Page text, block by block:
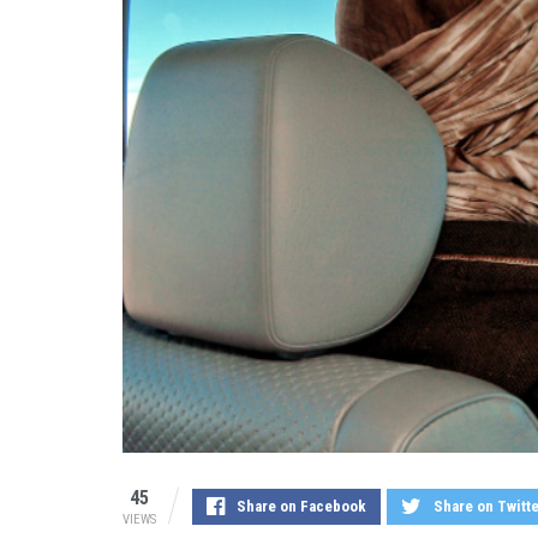
45
VIEWS
Share on Facebook Share on